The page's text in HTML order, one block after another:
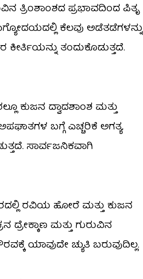
ತ್ರಿಂಶಾಂಶದ ಪ್ರಭಾವದಿಂದ ಪಿತೃ
ಕೆಲವು ಅಡೆತಡೆಗಳನ್ನು
ಕೀರ್ತಿಯನ್ನು ತಂದುಕೊಡುತ್ತದೆ.
ಕುಜನ ದ್ವಾದಶಾಂಶ ಮತ್ತು
ಬಗ್ಗೆ ಎಚ್ಚರಿಕೆ ಅಗತ್ಯ.
ಸಾರ್ವಜನಿಕವಾಗಿ
ರವಿಯ ಹೋರೆ ಮತ್ತು ಕುಜನ
ಮತ್ತು ಗುರುವಿನ
ಯಾವುದೇ ಚ್ಯುತಿ ಬರುವುದಿಲ್ಲ.